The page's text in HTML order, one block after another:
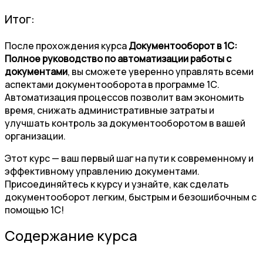
Итог:
После прохождения курсаДокументооборот в 1С:
Полное руководство по автоматизации работы с
документами, вы сможете уверенно управлять всеми
аспектами документооборота в программе 1С.
Автоматизация процессов позволит вам экономить
время, снижать административные затраты и
улучшать контроль за документооборотом в вашей
организации.
Этот курс — ваш первый шаг на пути к современному и
эффективному управлению документами.
Присоединяйтесь к курсу и узнайте, как сделать
документооборот легким, быстрым и безошибочным с
помощью 1С!
Содержание курса